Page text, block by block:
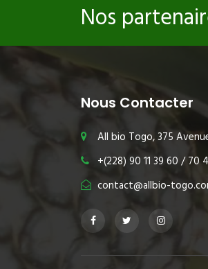
Nos
Nous Contacter
All bio Togo, 375
+(228) 90 11 39 60 / 70
contact@allbio-